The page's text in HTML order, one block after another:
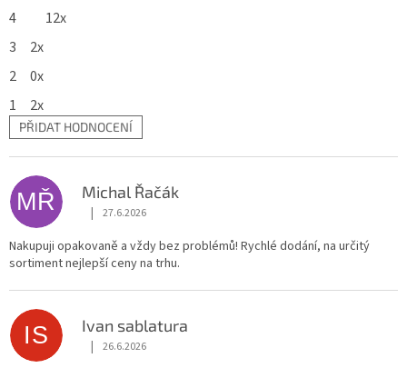
4
12x
3
2x
2
0x
1
2x
PŘIDAT HODNOCENÍ
p
i
h
o
d
o
c
MŘ Michal Řačák
Hodnocení obchodu je 5 z 5 hvězdiček.
| 27.6.2026
Nakupuji opakovaně a vždy bez problémů! Rychlé dodání, na určitý
sortiment nejlepší ceny na trhu.
IS Ivan sablatura
Hodnocení obchodu je 5 z 5 hvězdiček.
| 26.6.2026